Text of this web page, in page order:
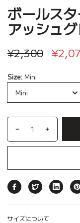
ボールス
アッシュ
¥2,300
Size: Mini
サイズについて